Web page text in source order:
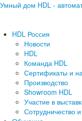
Умный дом HDL -
HDL Россия
Новости
HDL
Команда HDL
Сертификаты и
Производство
Showroom HDL
Участие в
Сотрудничество